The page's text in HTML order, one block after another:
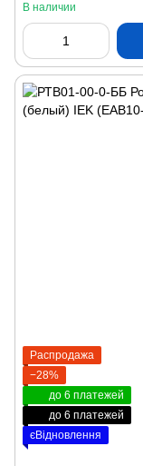
В наличии
Распродажа
−28%
до 6 платежей
до 6 платежей
єВідновлення